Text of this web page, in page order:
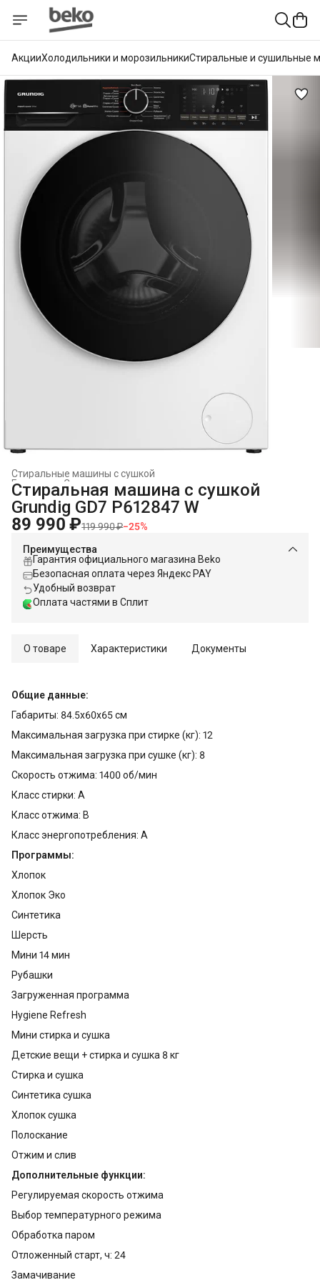
АкцииХолодильники и морозильникиСтиральные и сушильные
Стиральные машины с сушкой
Стиральные и сушильные машины
Главная
Стиральная машина с сушкой
Grundig GD7 P612847 W
89 990 ₽119 990 ₽−25%
Преимущества
Гарантия официального магазина Beko
Безопасная оплата через Яндекс PAY
Удобный возврат
Оплата частями в Сплит
О товаре Характеристики Документы
Общие данные:
Габариты: 84.5x60x65 см
Максимальная загрузка при стирке (кг): 12
Максимальная загрузка при сушке (кг): 8
Скорость отжима: 1400 об/мин
Класс стирки: A
Класс отжима: B
Класс энергопотребления: А
Программы:
Хлопок
Хлопок Эко
Синтетика
Шерсть
Мини 14 мин
Рубашки
Загруженная программа
Hygiene Refresh
Мини стирка и сушка
Детские вещи + стирка и сушка 8 кг
Стирка и сушка
Синтетика сушка
Хлопок сушка
Полоскание
Отжим и слив
Дополнительные функции:
Регулируемая скорость отжима
Выбор температурного режима
Обработка паром
Отложенный старт, ч: 24
Замачивание